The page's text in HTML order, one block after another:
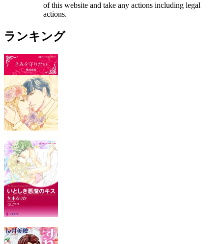
of this website and take any actions including legal
actions.
ランキング